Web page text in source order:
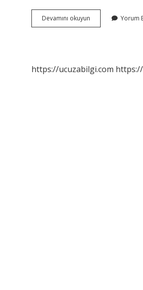
Devamını okuyun
Damar
Yorum
https://ucuzabilgi.com